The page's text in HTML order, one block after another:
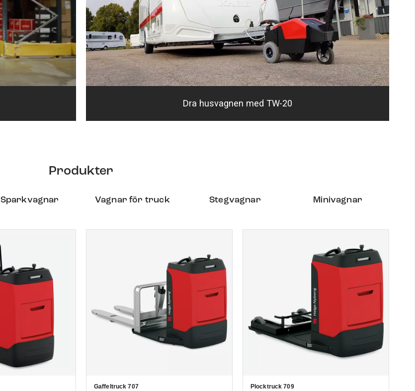
Dra husvagnen med TW-20
Produkter
Sparkvagnar Vagnar för truck Stegvagnar Minivagnar
Gaffeltruck 707 Plocktruck 709